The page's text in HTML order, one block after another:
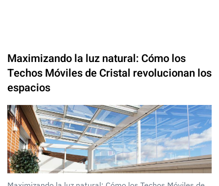
Maximizando la luz natural: Cómo los
Techos Móviles de Cristal revolucionan los
espacios